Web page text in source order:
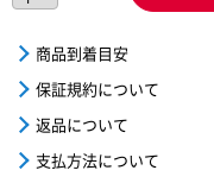
商品到着目安
保証規約について
返品について
支払方法について